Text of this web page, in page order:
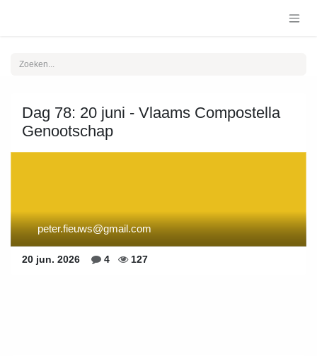
Dag 78: 20 juni - Vlaams Compostella
Genootschap
peter.fieuws@gmail.com
20 jun. 2026 4 127